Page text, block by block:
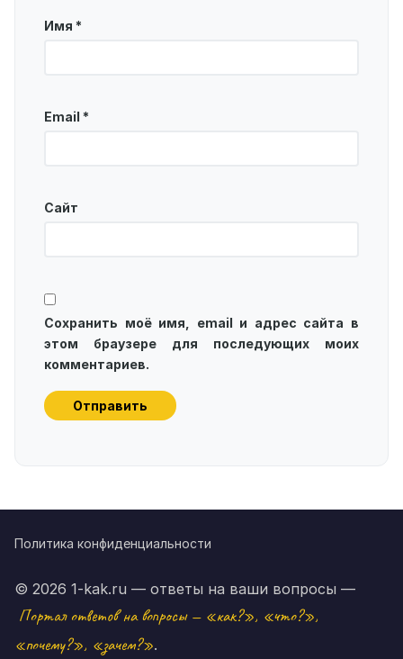
Имя *
Email *
Сайт
Сохранить моё имя, email и адрес сайта в
этом браузере для последующих моих
комментариев.
Политика конфиденциальности
© 2026 1-kak.ru — ответы на ваши вопросы —
Портал ответов на вопросы — «как?», «что?»,
«почему?», «зачем?».